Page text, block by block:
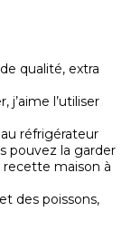
qualité, extra
j’aime l’utiliser
réfrigérateur
pouvez la garder
recette maison à
des poissons,